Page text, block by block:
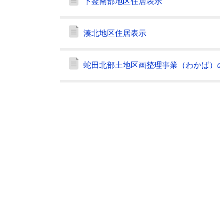
湊北地区住居表示
蛇田北部土地区画整理事業（わかば）